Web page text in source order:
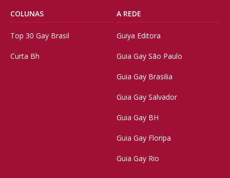
COLUNAS
Top 30 Gay Brasil
Curta Bh
A REDE
Guiya Editora
Guia Gay São Paulo
Guia Gay Brasilia
Guia Gay Salvador
Guia Gay BH
Guia Gay Floripa
Guia Gay Rio